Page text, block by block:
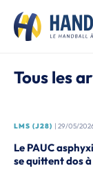
Tous les
LMS (J28) | 29/05/
Le PAUC
se quittent dos